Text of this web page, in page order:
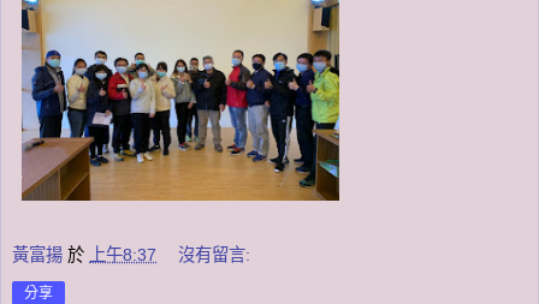
黃富揚 於 上午8:37 沒有留言:
分享